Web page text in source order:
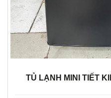
TỦ LẠNH MINI TIẾT